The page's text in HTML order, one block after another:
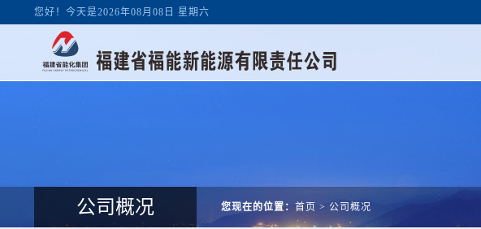
您好！今天是2026年08月08日 星期六
公司概况 您现在的位置： 首页 > 公司概况